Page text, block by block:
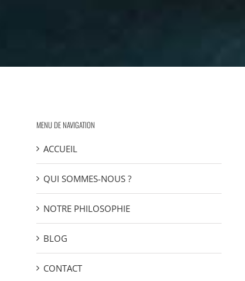
MENU DE NAVIGATION
ACCUEIL
QUI SOMMES-NOUS ?
NOTRE PHILOSOPHIE
BLOG
CONTACT